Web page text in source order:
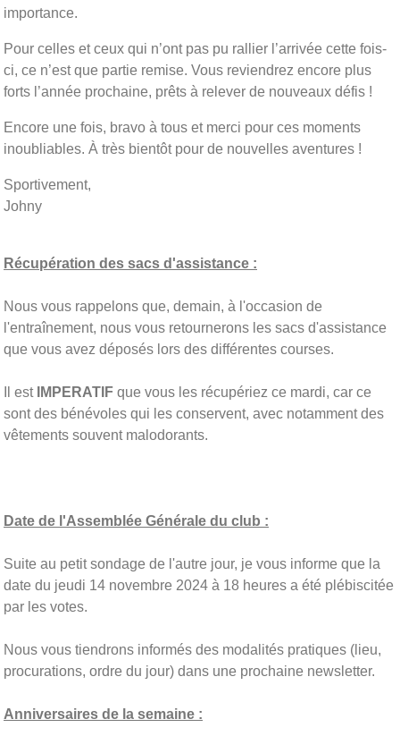
importance.
Pour celles et ceux qui n’ont pas pu rallier l’arrivée cette fois-
ci, ce n’est que partie remise. Vous reviendrez encore plus
forts l’année prochaine, prêts à relever de nouveaux défis !
Encore une fois, bravo à tous et merci pour ces moments
inoubliables. À très bientôt pour de nouvelles aventures !
Sportivement,
Johny
Récupération des sacs d'assistance :
Nous vous rappelons que, demain, à l'occasion de
l'entraînement, nous vous retournerons les sacs d'assistance
que vous avez déposés lors des différentes courses.
Il est IMPERATIF que vous les récupériez ce mardi, car ce
sont des bénévoles qui les conservent, avec notamment des
vêtements souvent malodorants.
Date de l'Assemblée Générale du club :
Suite au petit sondage de l'autre jour, je vous informe que la
date du jeudi 14 novembre 2024 à 18 heures a été plébiscitée
par les votes.
Nous vous tiendrons informés des modalités pratiques (lieu,
procurations, ordre du jour) dans une prochaine newsletter.
Anniversaires de la semaine :